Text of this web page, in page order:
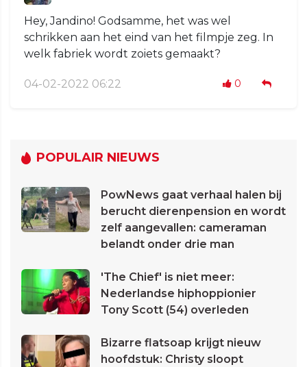
Hey, Jandino! Godsamme, het was wel
schrikken aan het eind van het filmpje zeg. In
welk fabriek wordt zoiets gemaakt?
04-02-2022 06:22 0
POPULAIR NIEUWS
PowNews gaat verhaal halen bij
berucht dierenpension en wordt
zelf aangevallen: cameraman
belandt onder drie man
'The Chief' is niet meer:
Nederlandse hiphoppionier
Tony Scott (54) overleden
Bizarre flatsoap krijgt nieuw
hoofdstuk: Christy sloopt